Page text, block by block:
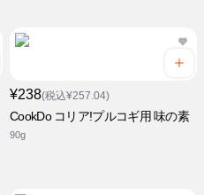
¥238(税込¥257.04)
CookDo コリア!プルコギ用 味の素
90g